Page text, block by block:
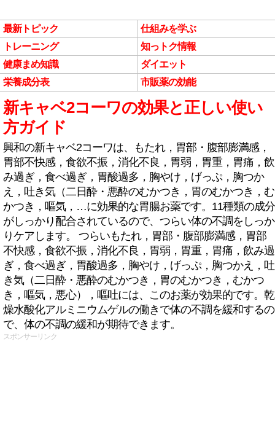
最新トピック
仕組みを学ぶ
トレーニング
知っトク情報
健康まめ知識
ダイエット
栄養成分表
市販薬の効能
新キャベ2コーワの効果と正しい使い
方ガイド
興和の新キャベ2コーワは、もたれ，胃部・腹部膨満感，
胃部不快感，食欲不振，消化不良，胃弱，胃重，胃痛，飲
み過ぎ，食べ過ぎ，胃酸過多，胸やけ，げっぷ，胸つか
え，吐き気（二日酔・悪酔のむかつき，胃のむかつき，む
かつき，嘔気，…に効果的な胃腸お薬です。11種類の成分
がしっかり配合されているので、つらい体の不調をしっか
りケアします。 つらいもたれ，胃部・腹部膨満感，胃部
不快感，食欲不振，消化不良，胃弱，胃重，胃痛，飲み過
ぎ，食べ過ぎ，胃酸過多，胸やけ，げっぷ，胸つかえ，吐
き気（二日酔・悪酔のむかつき，胃のむかつき，むかつ
き，嘔気，悪心），嘔吐には、このお薬が効果的です。乾
燥水酸化アルミニウムゲルの働きで体の不調を緩和するの
で、体の不調の緩和が期待できます。
スポンサーリンク